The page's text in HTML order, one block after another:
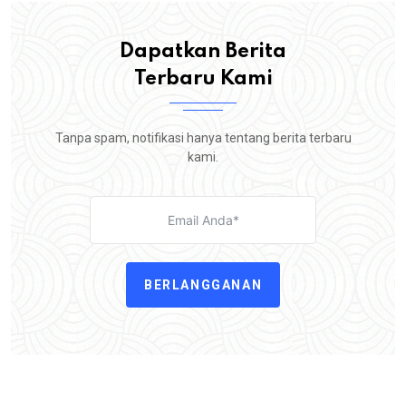
Dapatkan Berita
Terbaru Kami
Tanpa spam, notifikasi hanya tentang berita terbaru
kami.
BERLANGGANAN